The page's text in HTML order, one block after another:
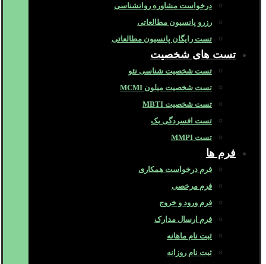
درخواست مشاوره روانشناسی
رزرو پانسیون مطالعاتی
تست رایگان پانسیون مطالعاتی
تست های شخصیت
تست شخصیت شناسی نئو
تست شخصیت میلون MCMI
تست شخصیت MBTI
تست افسردگی بک
تست MMPI
فرم ها
فرم درخواست همکاری
فرم مرخصی
فرم ورود و خروج
فرم ارسال مدارک
ثبت نام ماهانه
ثبت نام روزانه